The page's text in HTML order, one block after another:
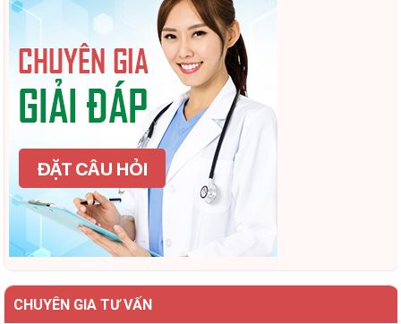
CHUYÊN GIA TƯ VẤN